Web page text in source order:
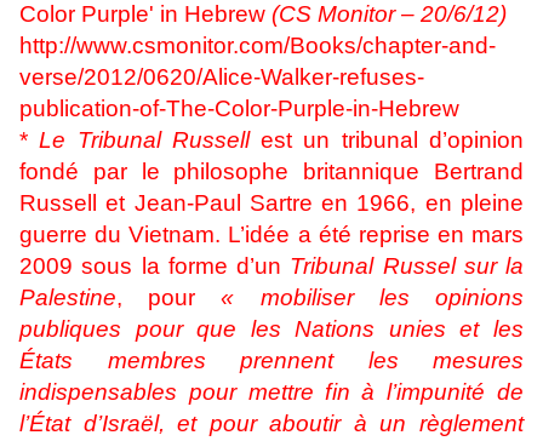
Color Purple' in Hebrew (CS Monitor – 20/6/12)
http://www.csmonitor.com/Books/chapter-and-
verse/2012/0620/Alice-Walker-refuses-
publication-of-The-Color-Purple-in-Hebrew
*Le Tribunal Russellest un tribunal d’opinion
fondé par le philosophe britannique Bertrand
Russell et Jean-Paul Sartre en 1966, en pleine
guerre du Vietnam. L’idée a été reprise en mars
2009 sous la forme d’un Tribunal Russel sur la
Palestine, pour« mobiliser les opinions
publiques pour que les Nations unies et les
États membres prennent les mesures
indispensables pour mettre fin à l’impunité de
l’État d’Israël, et pour aboutir à un règlement